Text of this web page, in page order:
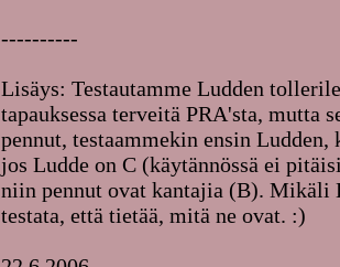
----------
Lisäys: Testautamme Ludden
tapauksessa terveitä PRA'sta, mutta
pennut, testaammekin ensin
jos Ludde on C (käytännössä ei
niin pennut ovat kantajia (B). Mikäli
testata, että tietää, mitä ne ovat. :)